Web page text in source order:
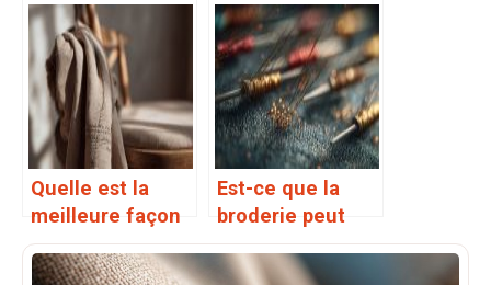
et comment
l’utiliser
broderie et
quilting
Quelle est la
meilleure façon
de broder sur
des vêtements
Est-ce que la
broderie peut
être réalisée sur
des tissus